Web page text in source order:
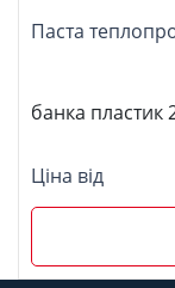
Паста
банка пластик
Ціна від